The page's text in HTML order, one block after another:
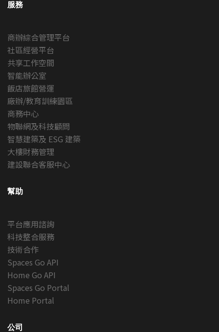
服務
商辦綜合管理平台
社區經營平台
共享工作空間
智能辦公室
飯店旅館營運
廠辦/教育訓練園區
商務中心
物聯網及科技顧問
智慧建築及 ESG 建築
大樓財務管理
建設聯合客服中心
幫助
平台應用諮詢
科技整合服務
技術合作
Spaces Go API
Home Go API
Spaces Go Portal
Home Portal
公司